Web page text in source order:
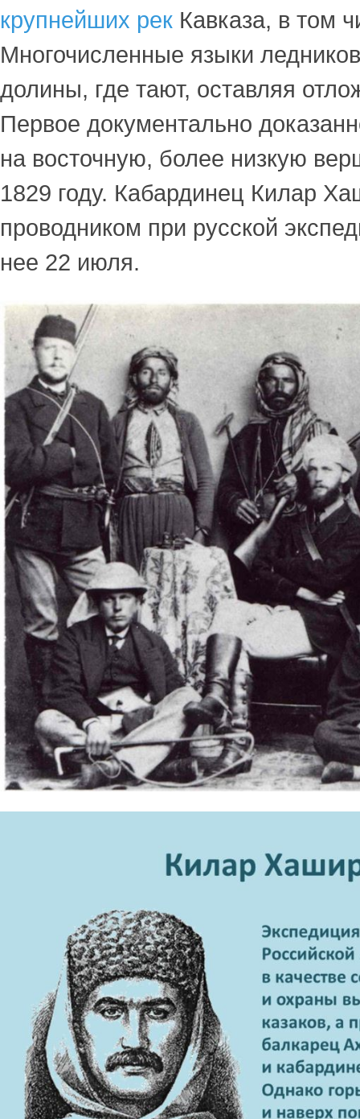
крупнейших рек Кавказа, в том
Многочисленные языки
долины, где тают, оставляя
Первое документально
на восточную, более низкую
1829 году. Кабардинец Килар
проводником при русской
нее 22 июля.